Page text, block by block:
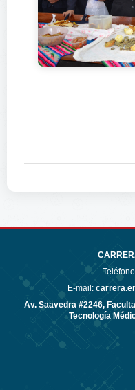
E-mail:
Av. Saavedra #2246,
Tecnología